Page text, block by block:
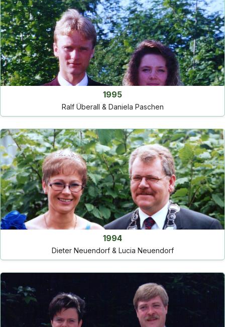
1995
Ralf Überall & Daniela Paschen
1994
Dieter Neuendorf & Lucia Neuendorf